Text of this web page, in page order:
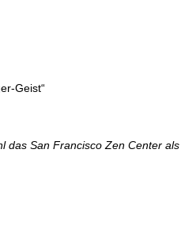
Geist“
San Francisco Zen Center